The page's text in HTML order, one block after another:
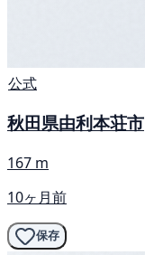
公式
秋田県由利本荘市
167 m
10ヶ月前
保存